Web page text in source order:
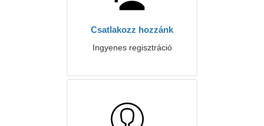
Csatlakozz hozzánk
Ingyenes regisztráció